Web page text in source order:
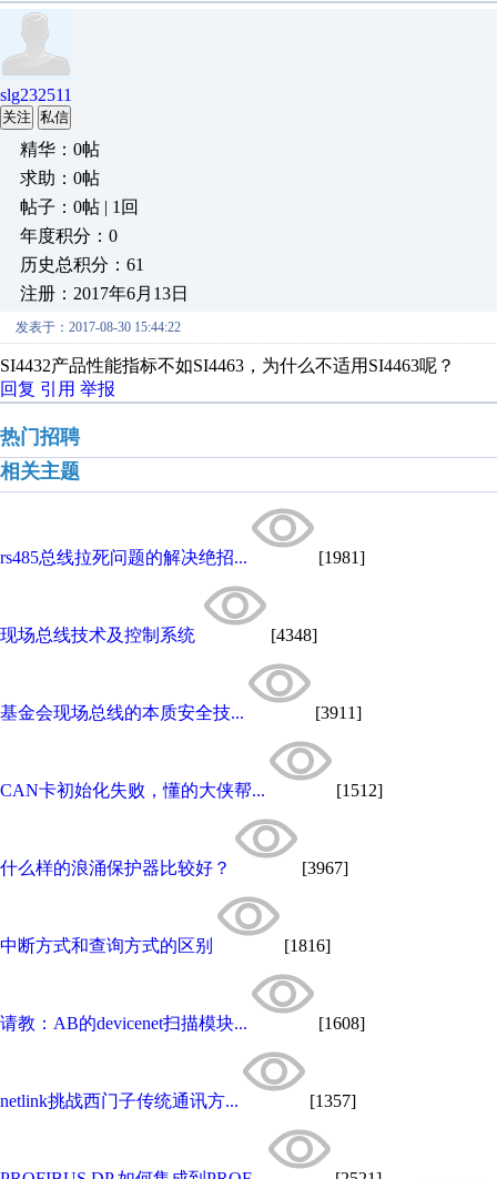
slg232511
关注 私信
精华：0帖
求助：0帖
帖子：0帖 | 1回
年度积分：0
历史总积分：61
注册：2017年6月13日
发表于：2017-08-30 15:44:22
SI4432产品性能指标不如SI4463，为什么不适用SI4463呢？
回复 引用 举报
热门招聘
相关主题
rs485总线拉死问题的解决绝招... [1981]
现场总线技术及控制系统 [4348]
基金会现场总线的本质安全技... [3911]
CAN卡初始化失败，懂的大侠帮... [1512]
什么样的浪涌保护器比较好？ [3967]
中断方式和查询方式的区别 [1816]
请教：AB的devicenet扫描模块... [1608]
netlink挑战西门子传统通讯方... [1357]